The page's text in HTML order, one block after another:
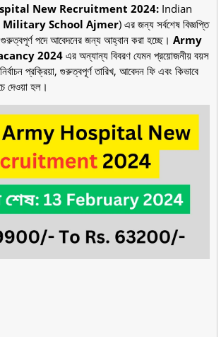
New Recruitment 2024: Indian
Military School Ajmer) এর জন্য সর্বশেষ বিজ্ঞপ্তি
পদে আবেদনের জন্য আহ্বান করা হচ্ছে। Army
2024 এর অন্যান্য বিবরণ যেমন প্রয়োজনীয় বয়স
প্রক্রিয়া, গুরুত্বপূর্ণ তারিখ, আবেদন ফি এবং কিভাবে
দেওয়া হল।